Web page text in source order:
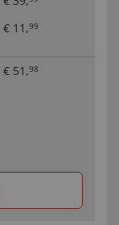
€ 11 ,99
€ 51 ,98